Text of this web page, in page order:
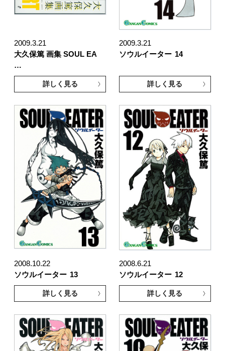
2009.3.21
大久保篤 画集 SOUL EA
…
詳しく見る
2009.3.21
ソウルイーター 14
詳しく見る
2008.10.22
ソウルイーター 13
詳しく見る
2008.6.21
ソウルイーター 12
詳しく見る